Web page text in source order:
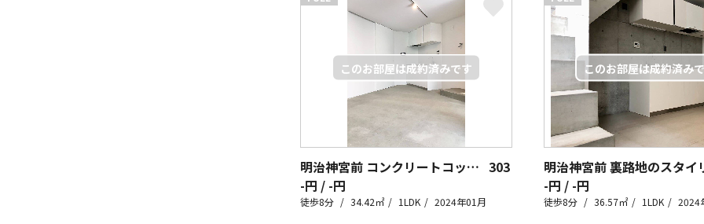
明治神宮前 コンクリートコックピット？？ 303
-円 / -円
徒歩8分 34.42㎡ 1LDK 2024年01月
-円 / -円
徒歩8分 36.57㎡ 1LDK 2024